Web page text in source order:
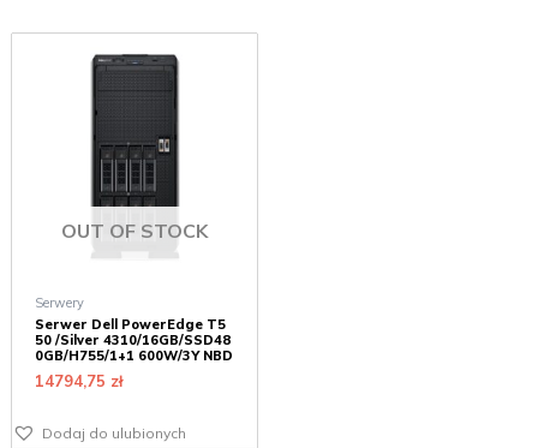
OUT OF STOCK
Serwery
Serwer Dell PowerEdge T5
50 /Silver 4310/16GB/SSD48
0GB/H755/1+1 600W/3Y NBD
14794,75 zł
Dodaj do ulubionych